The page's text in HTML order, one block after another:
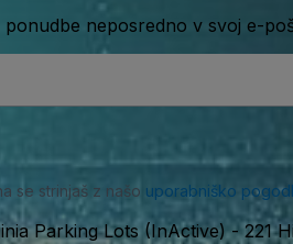
neposredno v svoj e-
se strinjaš z našo uporabniško
Parking Lots (InActive)-221